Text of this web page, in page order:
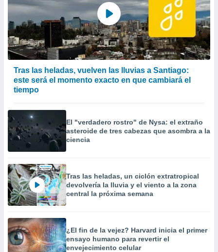
Tras las heladas, vuelven las lluvias a Santiago:
este será el momento exacto en que cambiará el
tiempo
El "verdadero rostro" de Nysa: el extraño
asteroide de tres cabezas que asombra a la
ciencia
Tras las heladas, un ciclón extratropical
devolvería la lluvia y el viento a la zona
central la próxima semana
¿El fin de la vejez? Harvard inicia el primer
ensayo humano para revertir el
envejecimiento celular